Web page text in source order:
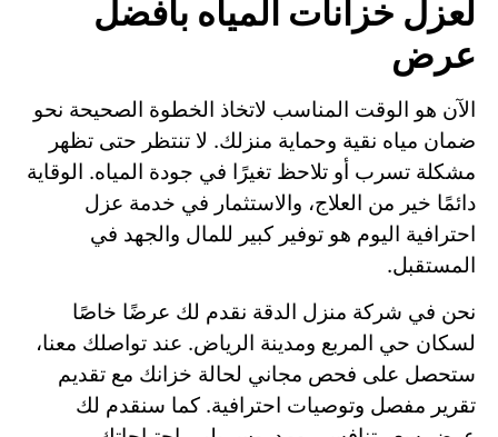
لعزل خزانات المياه بأفضل
عرض
الآن هو الوقت المناسب لاتخاذ الخطوة الصحيحة نحو
ضمان مياه نقية وحماية منزلك. لا تنتظر حتى تظهر
مشكلة تسرب أو تلاحظ تغيرًا في جودة المياه. الوقاية
دائمًا خير من العلاج، والاستثمار في خدمة عزل
احترافية اليوم هو توفير كبير للمال والجهد في
المستقبل.
نحن في شركة منزل الدقة نقدم لك عرضًا خاصًا
لسكان حي المربع ومدينة الرياض. عند تواصلك معنا،
ستحصل على فحص مجاني لحالة خزانك مع تقديم
تقرير مفصل وتوصيات احترافية. كما سنقدم لك